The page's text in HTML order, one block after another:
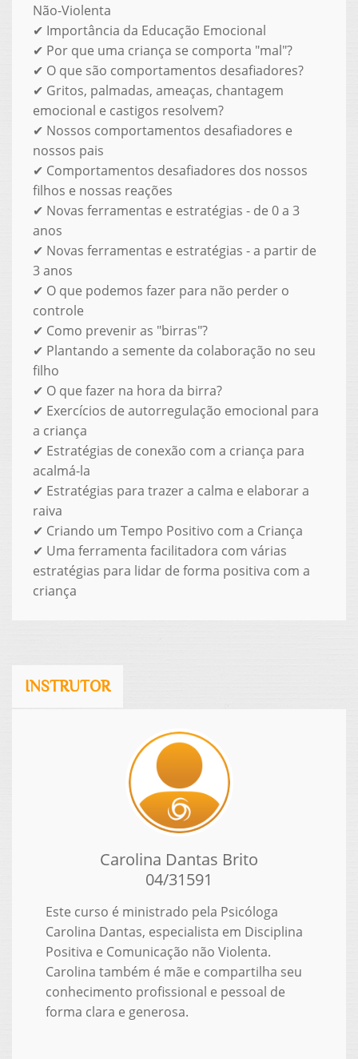
Não-Violenta
✔ Importância da Educação Emocional
✔ Por que uma criança se comporta "mal"?
✔ O que são comportamentos desafiadores?
✔ Gritos, palmadas, ameaças, chantagem
emocional e castigos resolvem?
✔ Nossos comportamentos desafiadores e
nossos pais
✔ Comportamentos desafiadores dos nossos
filhos e nossas reações
✔ Novas ferramentas e estratégias - de 0 a 3
anos
✔ Novas ferramentas e estratégias - a partir de
3 anos
✔ O que podemos fazer para não perder o
controle
✔ Como prevenir as "birras"?
✔ Plantando a semente da colaboração no seu
filho
✔ O que fazer na hora da birra?
✔ Exercícios de autorregulação emocional para
a criança
✔ Estratégias de conexão com a criança para
acalmá-la
✔ Estratégias para trazer a calma e elaborar a
raiva
✔ Criando um Tempo Positivo com a Criança
✔ Uma ferramenta facilitadora com várias
estratégias para lidar de forma positiva com a
criança
INSTRUTOR
Carolina Dantas Brito
04/31591
Este curso é ministrado pela Psicóloga
Carolina Dantas, especialista em Disciplina
Positiva e Comunicação não Violenta.
Carolina também é mãe e compartilha seu
conhecimento profissional e pessoal de
forma clara e generosa.